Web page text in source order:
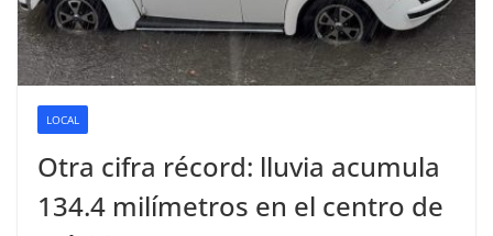
LOCAL
Otra cifra récord: lluvia acumula
134.4 milímetros en el centro de